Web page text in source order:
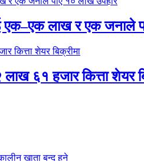
एक–एक लाख र एक जनाले
६१ हजार कित्ता शेयर